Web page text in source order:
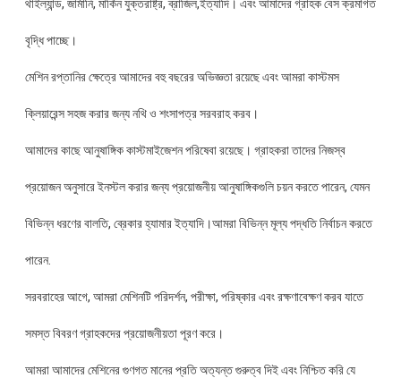
থাইল্যান্ড, জার্মানি, মার্কিন যুক্তরাষ্ট্র, ব্রাজিল,ইত্যাদি। এবং আমাদের গ্রাহক বেস ক্রমাগত
বৃদ্ধি পাচ্ছে।
মেশিন রপ্তানির ক্ষেত্রে আমাদের বহু বছরের অভিজ্ঞতা রয়েছে এবং আমরা কাস্টমস
ক্লিয়ারেন্স সহজ করার জন্য নথি ও শংসাপত্র সরবরাহ করব।
আমাদের কাছে আনুষাঙ্গিক কাস্টমাইজেশন পরিষেবা রয়েছে। গ্রাহকরা তাদের নিজস্ব
প্রয়োজন অনুসারে ইনস্টল করার জন্য প্রয়োজনীয় আনুষাঙ্গিকগুলি চয়ন করতে পারেন, যেমন
বিভিন্ন ধরণের বালতি, ব্রেকার হ্যামার ইত্যাদি।আমরা বিভিন্ন মূল্য পদ্ধতি নির্বাচন করতে
পারেন.
সরবরাহের আগে, আমরা মেশিনটি পরিদর্শন, পরীক্ষা, পরিষ্কার এবং রক্ষণাবেক্ষণ করব যাতে
সমস্ত বিবরণ গ্রাহকদের প্রয়োজনীয়তা পূরণ করে।
আমরা আমাদের মেশিনের গুণগত মানের প্রতি অত্যন্ত গুরুত্ব দিই এবং নিশ্চিত করি যে